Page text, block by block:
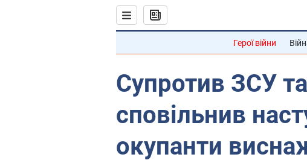
Герої війни
Супротив ЗСУ
сповільнив
окупанти